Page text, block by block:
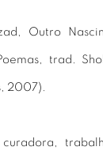
Outro
trad.
2007).